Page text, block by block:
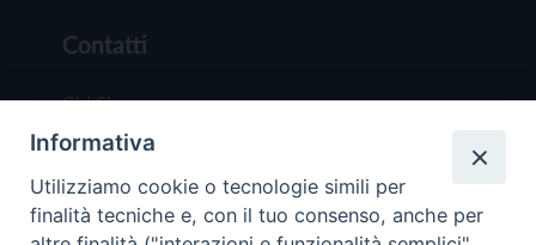
Contatti
Chi Siamo
Redazione
Scrivici
Informativa
Utilizziamo cookie o tecnologie simili per
finalità tecniche e, con il tuo consenso, anche per